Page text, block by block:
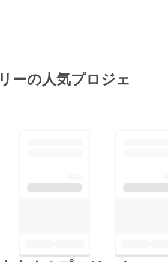
神・最愛
合流する
ンディン
けどステ
大丈夫だ
で送る
ラーボー
真家の
デジタル
”湿板写
ーの人気プロジェ